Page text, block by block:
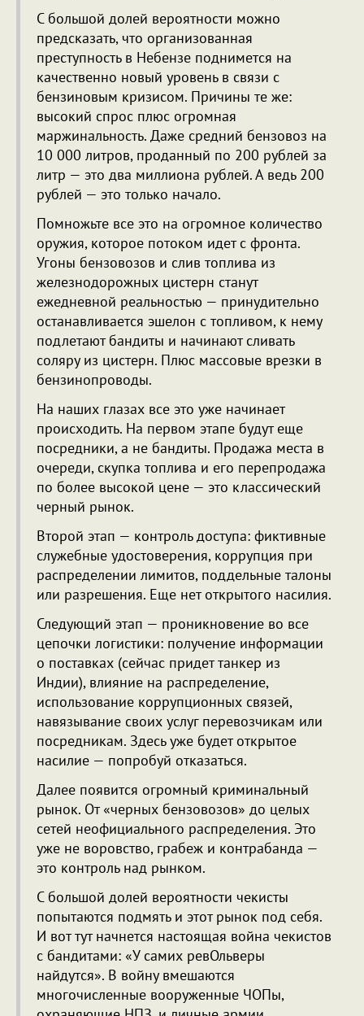
С большой долей вероятности можно
предсказать, что организованная
преступность в Небензе поднимется на
качественно новый уровень в связи с
бензиновым кризисом. Причины те же:
высокий спрос плюс огромная
маржинальность. Даже средний бензовоз на
10 000 литров, проданный по 200 рублей за
литр — это два миллиона рублей. А ведь 200
рублей — это только начало.
Помножьте все это на огромное количество
оружия, которое потоком идет с фронта.
Угоны бензовозов и слив топлива из
железнодорожных цистерн станут
ежедневной реальностью — принудительно
останавливается эшелон с топливом, к нему
подлетают бандиты и начинают сливать
соляру из цистерн. Плюс массовые врезки в
бензинопроводы.
На наших глазах все это уже начинает
происходить. На первом этапе будут еще
посредники, а не бандиты. Продажа места в
очереди, скупка топлива и его перепродажа
по более высокой цене — это классический
черный рынок.
Второй этап — контроль доступа: фиктивные
служебные удостоверения, коррупция при
распределении лимитов, поддельные талоны
или разрешения. Еще нет открытого насилия.
Следующий этап — проникновение во все
цепочки логистики: получение информации
о поставках (сейчас придет танкер из
Индии), влияние на распределение,
использование коррупционных связей,
навязывание своих услуг перевозчикам или
посредникам. Здесь уже будет открытое
насилие — попробуй отказаться.
Далее появится огромный криминальный
рынок. От «черных бензовозов» до целых
сетей неофициального распределения. Это
уже не воровство, грабеж и контрабанда —
это контроль над рынком.
С большой долей вероятности чекисты
попытаются подмять и этот рынок под себя.
И вот тут начнется настоящая война чекистов
с бандитами: «У самих ревОльверы
найдутся». В войну вмешаются
многочисленные вооруженные ЧОПы,